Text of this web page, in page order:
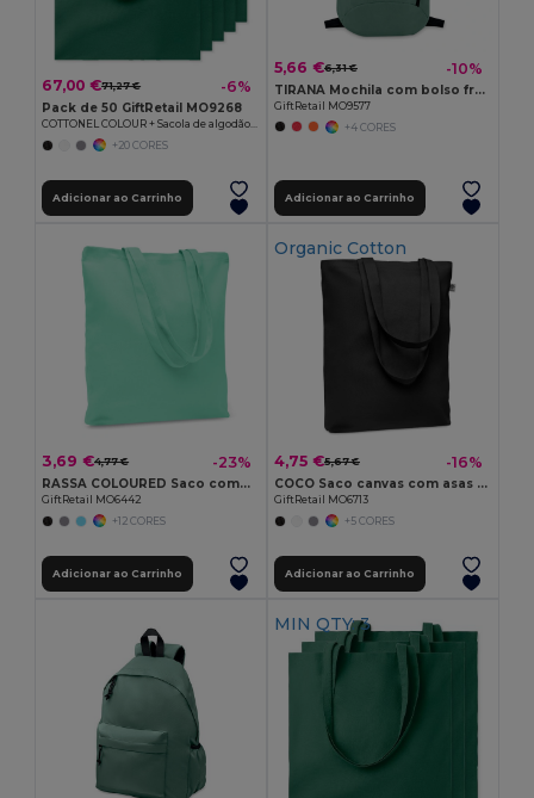
67,00 €71,27 € -6%
Pack de 50 GiftRetail MO9268
COTTONEL COLOUR + Sacola de algodão 140 gr / m²
+20 CORES
Adicionar ao Carrinho
5,66 €6,31 € -10%
TIRANA Mochila com bolso frontal
GiftRetail MO9577
+4 CORES
Adicionar ao Carrinho
3,69 €4,77 € -23%
RASSA COLOURED Saco compras canvas 270gr/m²
GiftRetail MO6442
+12 CORES
Adicionar ao Carrinho
Organic Cotton
4,75 €5,67 € -16%
COCO Saco canvas com asas compridas
GiftRetail MO6713
+5 CORES
Adicionar ao Carrinho
MIN QTY: 3